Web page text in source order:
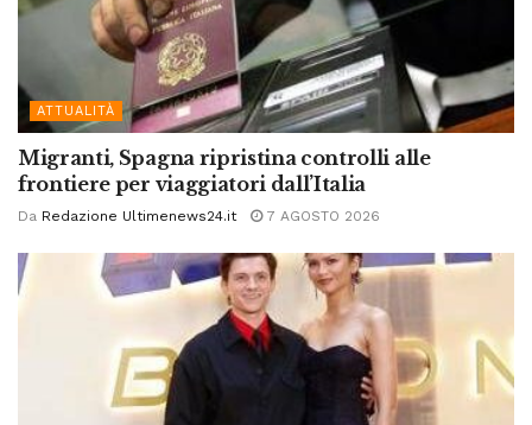
ATTUALITÀ
Migranti, Spagna ripristina controlli alle
frontiere per viaggiatori dall’Italia
Da Redazione Ultimenews24.it 7 AGOSTO 2026